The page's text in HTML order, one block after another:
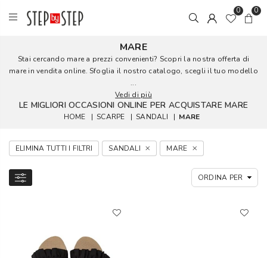
0 0
MARE
Stai cercando mare a prezzi convenienti? Scopri la nostra offerta di
mare in vendita online. Sfoglia il nostro catalogo, scegli il tuo modello
...
Vedi di più
LE MIGLIORI OCCASIONI ONLINE PER ACQUISTARE MARE
HOME | SCARPE | SANDALI | MARE
ELIMINA TUTTI I FILTRI SANDALI MARE